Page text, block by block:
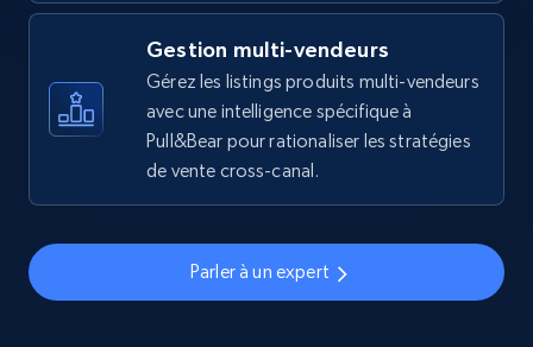
URL, Final price, Sku, Currency, Gtin,
Specifications, Image urls, Top reviews, and
5.6K+ 875+ Commencer
Walmart - products - Collects products by
specific keywords
Gestion multi-vendeurs
Gérez les listings produits multi-vendeurs
avec une intelligence spécifique à
Pull&Bear pour rationaliser les stratégies
de vente cross-canal.
Parler à un expert